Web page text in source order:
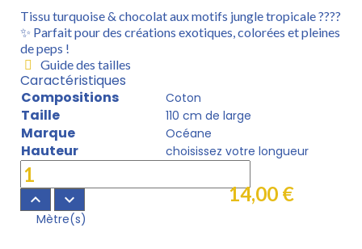
Tissu turquoise & chocolat aux motifs jungle tropicale ????
✨ Parfait pour des créations exotiques, colorées et pleines
de peps !
Guide des tailles
Caractéristiques
Compositions
Coton
Taille 110 cm de large
Marque Océane
Hauteur choisissez votre longueur
keyboard_arrow_up keyboard_arrow_down
Mètre(s)
14,00 €